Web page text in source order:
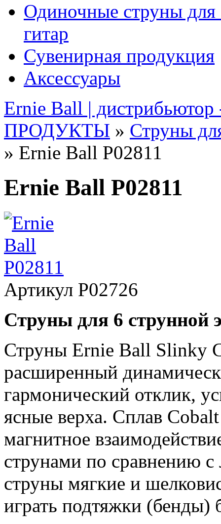
Одиночные струны для
гитар
Сувенирная продукция
Аксессуары
Ernie Ball | дистрибьютор
ПРОДУКТЫ » Струны
» Ernie Ball P02811
Ernie Ball P02811
Артикул P02726
Струны для 6 струнной
Струны Ernie Ball Slinky
расширенный
гармонический отклик,
ясные верха. Сплав
магнитное
струнами по сравнению
струны мягкие и
играть подтяжки (бенды)